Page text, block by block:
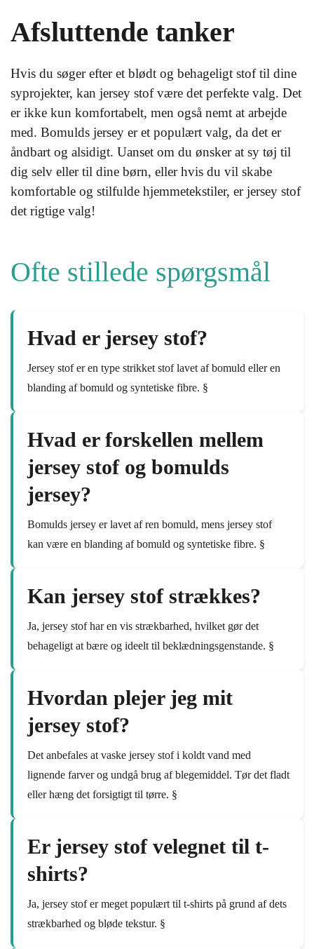
Afsluttende tanker
Hvis du søger efter et blødt og behageligt stof til dine
syprojekter, kan jersey stof være det perfekte valg. Det
er ikke kun komfortabelt, men også nemt at arbejde
med. Bomulds jersey er et populært valg, da det er
åndbart og alsidigt. Uanset om du ønsker at sy tøj til
dig selv eller til dine børn, eller hvis du vil skabe
komfortable og stilfulde hjemmetekstiler, er jersey stof
det rigtige valg!
Ofte stillede spørgsmål
Hvad er jersey stof?
Jersey stof er en type strikket stof lavet af bomuld eller en
blanding af bomuld og syntetiske fibre. §
Hvad er forskellen mellem
jersey stof og bomulds
jersey?
Bomulds jersey er lavet af ren bomuld, mens jersey stof
kan være en blanding af bomuld og syntetiske fibre. §
Kan jersey stof strækkes?
Ja, jersey stof har en vis strækbarhed, hvilket gør det
behageligt at bære og ideelt til beklædningsgenstande. §
Hvordan plejer jeg mit
jersey stof?
Det anbefales at vaske jersey stof i koldt vand med
lignende farver og undgå brug af blegemiddel. Tør det fladt
eller hæng det forsigtigt til tørre. §
Er jersey stof velegnet til t-
shirts?
Ja, jersey stof er meget populært til t-shirts på grund af dets
strækbarhed og bløde tekstur. §